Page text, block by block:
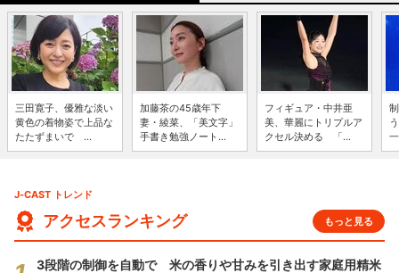
三田寛子、優雅な淡い
黄色の着物姿で上品な
たたずまいで ...
加藤茶の45歳年下
妻・綾菜、「美文字」
手書き勉強ノート...
フィギュア・中井亜
美、華麗にトリプルア
クセル決める 「...
J-CAST トレンド
アクセスランキング もっと見る
3段階の制御を自動で 米の香りや甘みを引き出す家庭用精米